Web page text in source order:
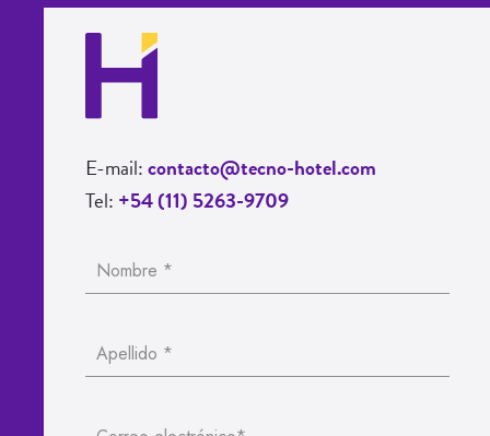
E-mail:contacto@tecno-hotel.com
Tel: +54 (11) 5263-9709